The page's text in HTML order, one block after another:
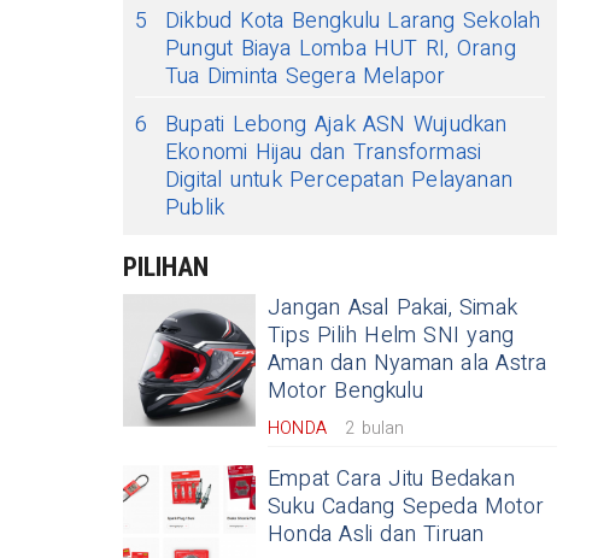
5
Dikbud Kota Bengkulu Larang Sekolah
Pungut Biaya Lomba HUT RI, Orang
Tua Diminta Segera Melapor
6
Bupati Lebong Ajak ASN Wujudkan
Ekonomi Hijau dan Transformasi
Digital untuk Percepatan Pelayanan
Publik
PILIHAN
Jangan Asal Pakai, Simak
Tips Pilih Helm SNI yang
Aman dan Nyaman ala Astra
Motor Bengkulu
HONDA 2 bulan
Empat Cara Jitu Bedakan
Suku Cadang Sepeda Motor
Honda Asli dan Tiruan